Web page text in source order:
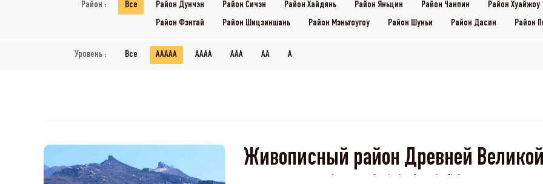
Район : Все Район Дунчэн Район Сичэн Район Хайдянь Район Яньцин Район Чанпин
Район Хуайжоу
Район Фэнтай
Район Шицзиншань Район Мэньтоугоу Район Шуньи Район Дасин Район
Уровень : Все AAAAA AAAA AAA AA A
Живописный район Древней